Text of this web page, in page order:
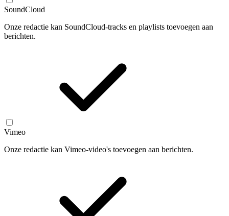
SoundCloud
Onze redactie kan SoundCloud-tracks en playlists toevoegen aan
berichten.
Vimeo
Onze redactie kan Vimeo-video's toevoegen aan berichten.